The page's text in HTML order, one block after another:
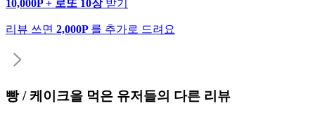
10,000P + 로또 10장 받기
리뷰 쓰면 2,000P 를 추가로 드려요
빵 / 케이크을 먹은 유저들의 다른 리뷰